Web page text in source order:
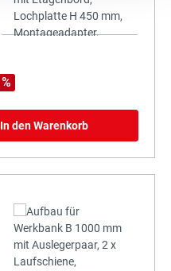
%
In den Warenkorb